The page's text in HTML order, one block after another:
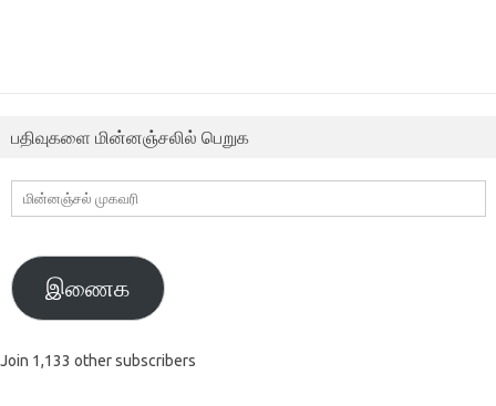
பதிவுகளை மின்னஞ்சலில் பெறுக
மின்னஞ்சல்
முகவரி
இணைக
Join 1,133 other subscribers